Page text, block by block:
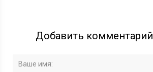
Добавить комментарий